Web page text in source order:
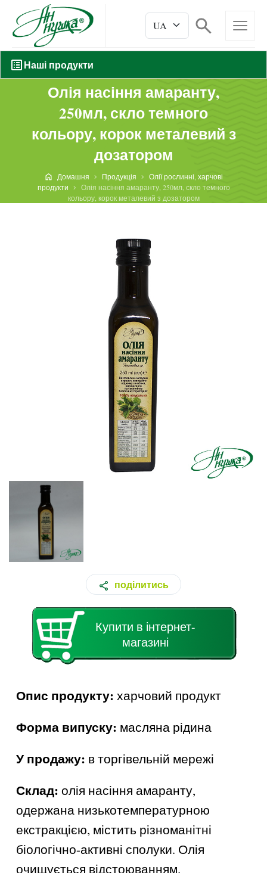
Наші продукти
Олія насіння амаранту,
250мл, скло темного
кольору, корок металевий з
дозатором
Домашня Продукція
Олії рослинні, харчові
продукти
Олія насіння амаранту, 250мл, скло темного
кольору, корок металевий з дозатором
поділитись
Купити в інтернет-
магазині
Опис продукту: харчовий продукт
Форма випуску: масляна рідина
У продажу: в торгівельній мережі
Склад: олія насіння амаранту,
одержана низькотемпературною
екстракцією, містить різноманітні
біологічно-активні сполуки. Олія
очищується відстоюванням.